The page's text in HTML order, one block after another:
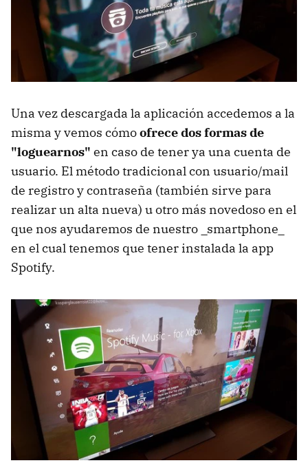
Una vez descargada la aplicación accedemos a la
misma y vemos cómoofrece dos formas de
"loguearnos" en caso de tener ya una cuenta de
usuario. El método tradicional con usuario/mail
de registro y contraseña (también sirve para
realizar un alta nueva) u otro más novedoso en el
que nos ayudaremos de nuestro _smartphone_
en el cual tenemos que tener instalada la app
Spotify.